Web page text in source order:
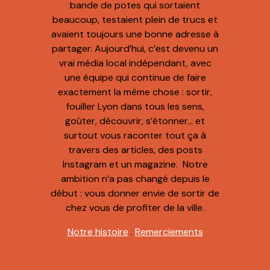
Hello la Team !
Si je gagne ce pa kage je promets solennellement
de n’insulter personne sur le trajet aller ET retour
en voiture (même si on me fait une queue de
poisson) et de n’abandonner aucun marmot,
pardon bambin, au fin fond de la grotte, et ce,
même s’ils hurlent et qu’il y a de l’écho !
1 juin 2021 à 15 h 59 min
Si je gagne le package de visites, je promets de
prendre avec moi un sweat pour ne pas avoir froid
1 juin 2021 à 16 h 09 min
bande de potes qui sortaient
beaucoup, testaient plein de trucs et
avaient toujours une bonne adresse à
partager. Aujourd’hui, c’est devenu un
vrai média local indépendant, avec
une équipe qui continue de faire
exactement la même chose : sortir,
fouiller Lyon dans tous les sens,
goûter, découvrir, s’étonner… et
surtout vous raconter tout ça à
travers des articles, des posts
Instagram et un magazine. Notre
ambition n’a pas changé depuis le
début : vous donner envie de sortir de
chez vous de profiter de la ville.
Notre histoire . Remerciements